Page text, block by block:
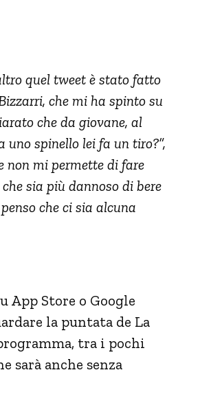
quel tweet è stato fatto
che mi ha spinto su
che da giovane, al
spinello lei fa un tiro?”,
non mi permette di fare
sia più dannoso di bere
che ci sia alcuna
App Store o Google
la puntata de La
tra i pochi
sarà anche senza